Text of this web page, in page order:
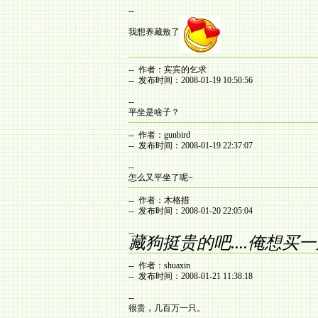
--
我想养藏敖了
-- 作者：宾宾的乞求
-- 发布时间：2008-01-19 10:50:56
--
平坐是啥子？
-- 作者：gunbird
-- 发布时间：2008-01-19 22:37:07
--
怎么又平坐了呢~
-- 作者：木格措
-- 发布时间：2008-01-20 22:05:04
--
藏狗挺贵的吧....俺想买
-- 作者：shuaxin
-- 发布时间：2008-01-21 11:38:18
--
很贵，几百万一只。